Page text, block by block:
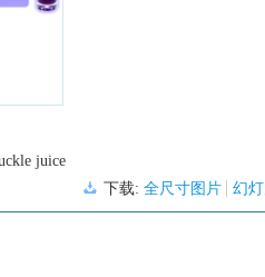
juice
下载: 全尺寸图片 幻